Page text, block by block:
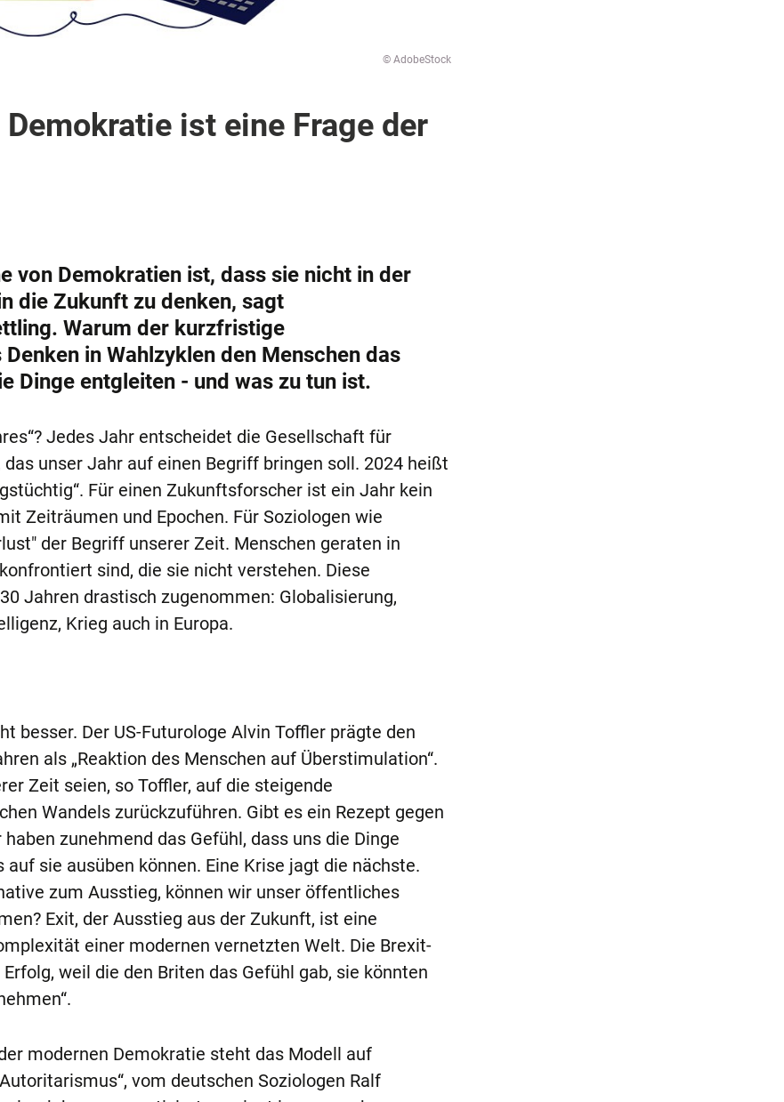
© AdobeStock
ist eine Frage der
von Demokratien ist, dass sie nicht in der
die Zukunft zu denken, sagt
Warum der kurzfristige
in Wahlzyklen den Menschen das
Dinge entgleiten - und was zu tun ist.
Jedes Jahr entscheidet die Gesellschaft für
unser Jahr auf einen Begriff bringen soll. 2024 heißt
Für einen Zukunftsforscher ist ein Jahr kein
Zeiträumen und Epochen. Für Soziologen wie
der Begriff unserer Zeit. Menschen geraten in
sind, die sie nicht verstehen. Diese
Jahren drastisch zugenommen: Globalisierung,
Krieg auch in Europa.
besser. Der US-Futurologe Alvin Toffler prägte den
als „Reaktion des Menschen auf Überstimulation“.
Zeit seien, so Toffler, auf die steigende
Wandels zurückzuführen. Gibt es ein Rezept gegen
haben zunehmend das Gefühl, dass uns die Dinge
sie ausüben können. Eine Krise jagt die nächste.
zum Ausstieg, können wir unser öffentliches
Exit, der Ausstieg aus der Zukunft, ist eine
einer modernen vernetzten Welt. Die Brexit-
weil die den Briten das Gefühl gab, sie könnten
modernen Demokratie steht das Modell auf
vom deutschen Soziologen Ralf